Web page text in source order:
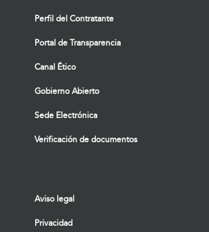
Perfil del Contratante
Portal de Transparencia
Canal Ético
Gobierno Abierto
Sede Electrónica
Verificación de documentos
Aviso legal
Privacidad